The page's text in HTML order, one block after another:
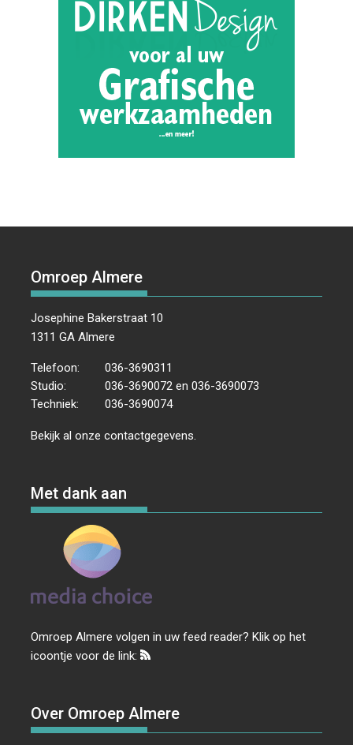
Omroep Almere
Josephine Bakerstraat 10
1311 GA Almere
Telefoon:
036-3690311
Studio:
036-3690072 en 036-3690073
Techniek:
036-3690074
Bekijk al onzecontactgegevens
Met dank aan
Omroep Almere volgen in uw feed reader? Klik op het
icoontje voor de link:
Over Omroep Almere